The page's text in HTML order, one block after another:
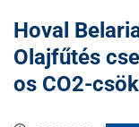
Hoval
Olajfűtés
os CO2-